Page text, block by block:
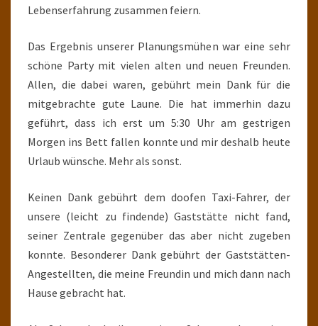
Lebenserfahrung zusammen feiern.
Das Ergebnis unserer Planungsmühen war eine sehr
schöne Party mit vielen alten und neuen Freunden.
Allen, die dabei waren, gebührt mein Dank für die
mitgebrachte gute Laune. Die hat immerhin dazu
geführt, dass ich erst um 5:30 Uhr am gestrigen
Morgen ins Bett fallen konnte und mir deshalb heute
Urlaub wünsche. Mehr als sonst.
Keinen Dank gebührt dem doofen Taxi-Fahrer, der
unsere (leicht zu findende) Gaststätte nicht fand,
seiner Zentrale gegenüber das aber nicht zugeben
konnte. Besonderer Dank gebührt der Gaststätten-
Angestellten, die meine Freundin und mich dann nach
Hause gebracht hat.